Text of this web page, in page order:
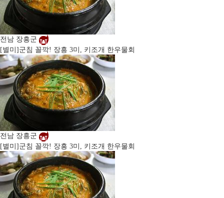
전남 장흥군
[별미] 군침 꼴깍! 장흥 3미, 키조개 한우물회
전남 장흥군
[별미] 군침 꼴깍! 장흥 3미, 키조개 한우물회